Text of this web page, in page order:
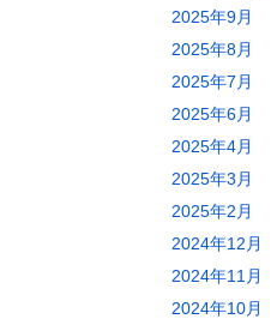
2025年9月
2025年8月
2025年7月
2025年6月
2025年4月
2025年3月
2025年2月
2024年12月
2024年11月
2024年10月